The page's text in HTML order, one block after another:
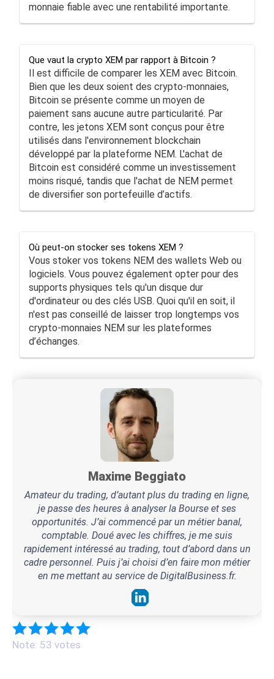
monnaie fiable avec une rentabilité importante.
Que vaut la crypto XEM par rapport à Bitcoin ?
Il est difficile de comparer les XEM avec Bitcoin.
Bien que les deux soient des crypto-monnaies,
Bitcoin se présente comme un moyen de
paiement sans aucune autre particularité. Par
contre, les jetons XEM sont conçus pour être
utilisés dans l'environnement blockchain
développé par la plateforme NEM. L'achat de
Bitcoin est considéré comme un investissement
moins risqué, tandis que l'achat de NEM permet
de diversifier son portefeuille d’actifs.
Où peut-on stocker ses tokens XEM ?
Vous stoker vos tokens NEM des wallets Web ou
logiciels. Vous pouvez également opter pour des
supports physiques tels qu'un disque dur
d'ordinateur ou des clés USB. Quoi qu'il en soit, il
n'est pas conseillé de laisser trop longtemps vos
crypto-monnaies NEM sur les plateformes
d’échanges.
Maxime Beggiato
Amateur du trading, d’autant plus du trading en ligne,
je passe des heures à analyser la Bourse et ses
opportunités. J’ai commencé par un métier banal,
comptable. Doué avec les chiffres, je me suis
rapidement intéressé au trading, tout d’abord dans un
cadre personnel. Puis j’ai choisi d’en faire mon métier
en me mettant au service de DigitalBusiness.fr.
Note: 53 votes